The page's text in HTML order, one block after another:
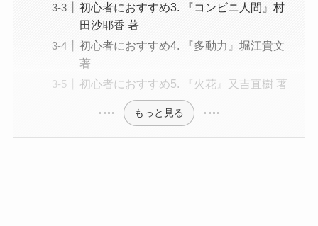
初心者におすすめ3. 『コンビニ人間』村
田沙耶香 著
初心者におすすめ4. 『多動力』堀江貴文
著
初心者におすすめ5. 『火花』又吉直樹 著
もっと見る